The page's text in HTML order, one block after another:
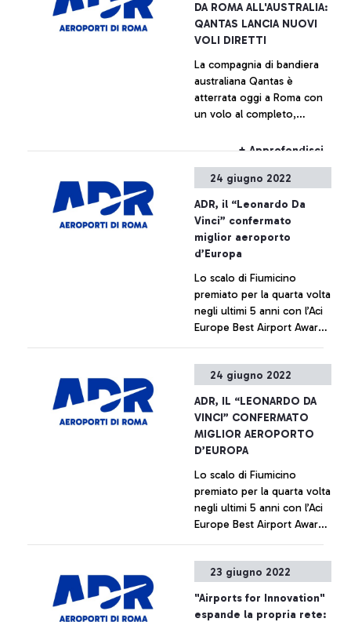
DA ROMA ALL'AUSTRALIA:
QANTAS LANCIA NUOVI
VOLI DIRETTI
La compagnia di bandiera
australiana Qantas è
atterrata oggi a Roma con
un volo al completo,
voli non-stop tra l'Italia e
riaccendersi del desiderio
dei viaggiatori di girare il
mondo dopo ben due anni
di severe restrizioni.
+ Approfondisci
24 giugno 2022
ADR, il “Leonardo Da
Vinci” confermato
miglior aeroporto
d’Europa
Lo scalo di Fiumicino
premiato per la quarta volta
negli ultimi 5 anni con l’Aci
Europe Best Airport Awards
+ Approfondisci
24 giugno 2022
ADR, IL “LEONARDO DA
VINCI” CONFERMATO
MIGLIOR AEROPORTO
D’EUROPA
Lo scalo di Fiumicino
premiato per la quarta volta
negli ultimi 5 anni con l’Aci
Europe Best Airport Awards
+ Approfondisci
23 giugno 2022
"Airports for Innovation"
espande la propria rete: